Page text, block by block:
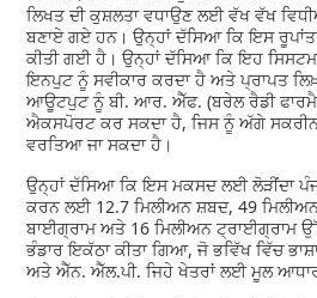
ਲਿਖਤ ਦੀ ਕੁਸ਼ਲਤਾ ਵਧਾਉਣ ਲਈ ਵੱਖ ਵੱਖ
ਬਣਾਏ ਗਏ ਹਨ। ਉਨ੍ਹਾਂ ਦੱਸਿਆ ਕਿ ਇਸ
ਕੀਤੀ ਗਈ ਹੈ। ਉਨ੍ਹਾਂ ਦੱਸਿਆ ਕਿ ਇਹ
ਇਨਪੁਟ ਨੂੰ ਸਵੀਕਾਰ ਕਰਦਾ ਹੈ ਅਤੇ ਪ੍ਰਾਪਤ
ਆਊਟਪੁਟ ਨੂੰ ਬੀ. ਆਰ. ਐੱਫ. (ਬਰੇਲ ਰੈਡੀ
ਐਕਸਪੋਰਟ ਕਰ ਸਕਦਾ ਹੈ, ਜਿਸ ਨੂੰ ਅੱਗੇ ਸਕਰੀਨ
ਵਰਤਿਆ ਜਾ ਸਕਦਾ ਹੈ।
ਉਨ੍ਹਾਂ ਦੱਸਿਆ ਕਿ ਇਸ ਮਕਸਦ ਲਈ ਲੋੜੀਂਦਾ
ਕਰਨ ਲਈ 12.7 ਮਿਲੀਅਨ ਸ਼ਬਦ, 49
ਬਾਈਗ੍ਰਾਮ ਅਤੇ 16 ਮਿਲੀਅਨ ਟ੍ਰਾਈਗ੍ਰਾਮ
ਭੰਡਾਰ ਇਕੱਠਾ ਕੀਤਾ ਗਿਆ, ਜੋ ਭਵਿੱਖ ਵਿੱਚ
ਅਤੇ ਐੱਨ. ਐੱਲ.ਪੀ. ਜਿਹੇ ਖੇਤਰਾਂ ਲਈ ਮੂਲ